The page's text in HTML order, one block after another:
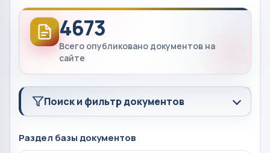
4673
Всего опубликовано документов на
сайте
Поиск и фильтр документов
Раздел базы документов